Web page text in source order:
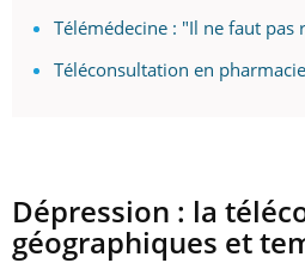
Télémédecine : "Il ne faut
Téléconsultation en
Dépression : la
géographiques et
Chronique des Mains :
ma maladieYoutube